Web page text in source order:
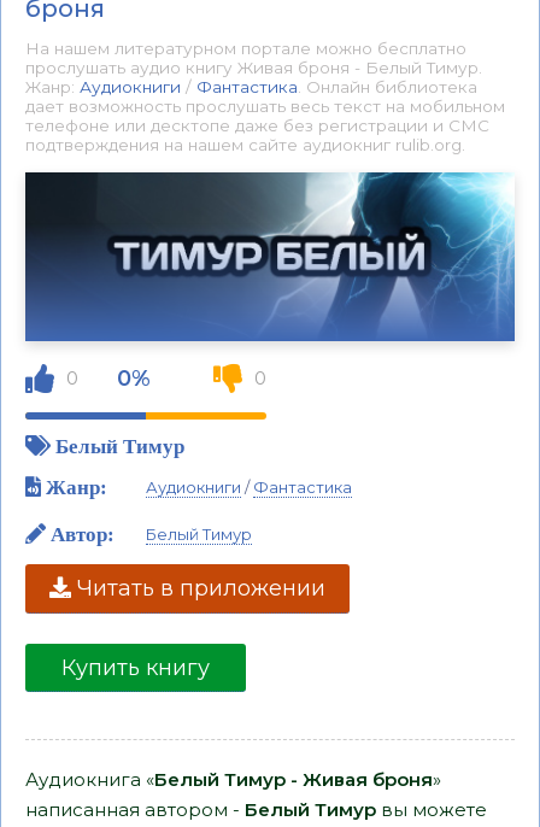
броня
На нашем литературном портале можно бесплатно
прослушать аудио книгу Живая броня - Белый Тимур.
Жанр: Аудиокниги / Фантастика . Онлайн библиотека
дает возможность прослушать весь текст на мобильном
телефоне или десктопе даже без регистрации и СМС
подтверждения на нашем сайте аудиокниг rulib.org.
0 0% 0
Белый Тимур
Жанр:
Аудиокниги /Фантастика
Автор: Белый Тимур
Читать в приложении
Купить книгу
Аудиокнига «Белый Тимур - Живая броня»
написанная автором - Белый Тимур вы можете